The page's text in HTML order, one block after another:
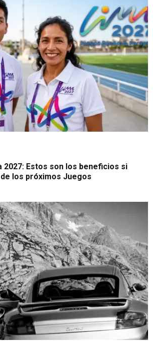
2027: Estos son los beneficios si
los próximos Juegos